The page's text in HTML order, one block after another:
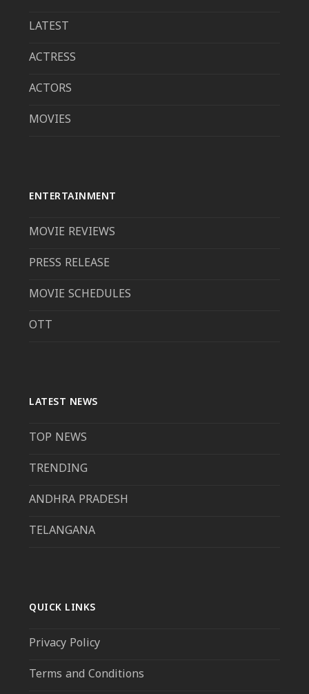
LATEST
ACTRESS
ACTORS
MOVIES
ENTERTAINMENT
MOVIE REVIEWS
PRESS RELEASE
MOVIE SCHEDULES
OTT
LATEST NEWS
TOP NEWS
TRENDING
ANDHRA PRADESH
TELANGANA
QUICK LINKS
Privacy Policy
Terms and Conditions